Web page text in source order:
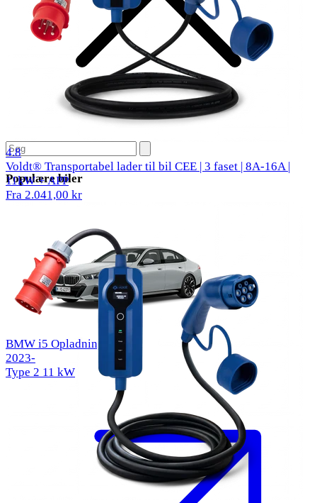
Populære biler
BMW i5 Opladningskabel
2023-
Type 2 11 kW
4.8309 anmeldelser
Voldt® Transportabel lader til bil CEE | 3 faset | 8A-16A |
11kW + APP
Fra 2.041,00 kr